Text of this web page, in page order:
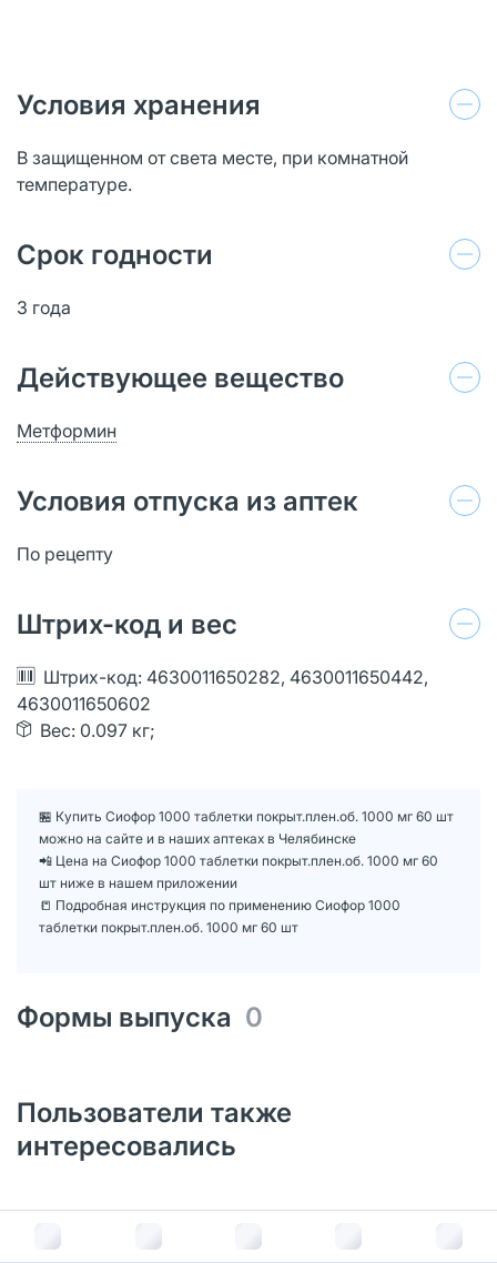
Условия хранения
В защищенном от света месте, при комнатной
температуре.
Срок годности
3 года
Действующее вещество
Метформин
Условия отпуска из аптек
По рецепту
Штрих-код и вес
Штрих-код: 4630011650282, 4630011650442,
4630011650602
Вес: 0.097 кг;
🏪 Купить Сиофор 1000 таблетки покрыт.плен.об. 1000 мг 60 шт
можно на сайте и в наших аптеках в Челябинске
📲 Цена на Сиофор 1000 таблетки покрыт.плен.об. 1000 мг 60
шт ниже в нашем приложении
📒 Подробная инструкция по применению Сиофор 1000
таблетки покрыт.плен.об. 1000 мг 60 шт
Формы выпуска 0
Пользователи также
интересовались